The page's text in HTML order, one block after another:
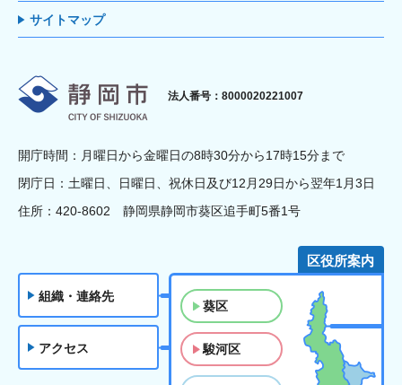
サイトマップ
静岡市
法人番号：8000020221007
開庁時間：月曜日から金曜日の8時30分から17時15分まで
閉庁日：土曜日、日曜日、祝休日及び12月29日から翌年1月3日
住所：420-8602 静岡県静岡市葵区追手町5番1号
組織・連絡先
アクセス
区役所案内
葵区
駿河区